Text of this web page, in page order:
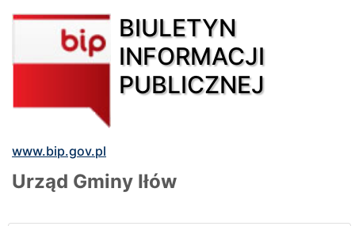
BIULETYN
INFORMACJI
PUBLICZNEJ
www.bip.gov.pl
Urząd Gminy Iłów